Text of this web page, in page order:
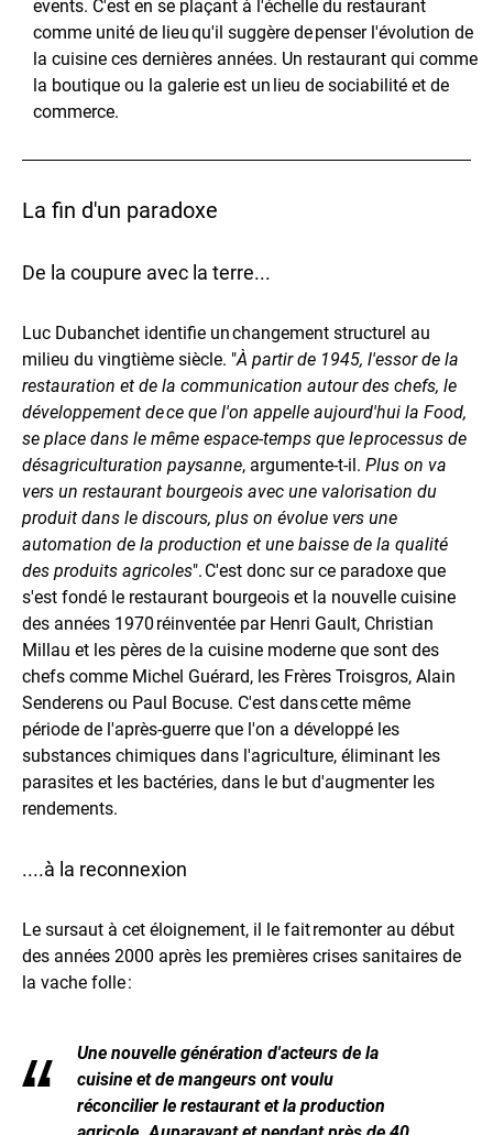
events. C'est en se plaçant à l'échelle du restaurant
comme unité de lieu qu'il suggère de penser l'évolution de
la cuisine ces dernières années. Un restaurant qui comme
la boutique ou la galerie est un lieu de sociabilité et de
commerce.
La fin d'un paradoxe
De la coupure avec la terre...
Luc Dubanchet identifie un changement structurel au
milieu du vingtième siècle. "À partir de 1945, l'essor de la
restauration et de la communication autour des chefs, le
développement de ce que l'on appelle aujourd'hui la Food,
se place dans le même espace-temps que le processus de
désagriculturation paysanne, argumente-t-il. Plus on va
vers un restaurant bourgeois avec une valorisation du
produit dans le discours, plus on évolue vers une
automation de la production et une baisse de la qualité
des produits agricoles". C'est donc sur ce paradoxe que
s'est fondé le restaurant bourgeois et la nouvelle cuisine
des années 1970 réinventée par Henri Gault, Christian
Millau et les pères de la cuisine moderne que sont des
chefs comme Michel Guérard, les Frères Troisgros, Alain
Senderens ou Paul Bocuse. C'est dans cette même
période de l'après-guerre que l'on a développé les
substances chimiques dans l'agriculture, éliminant les
parasites et les bactéries, dans le but d'augmenter les
rendements.
....à la reconnexion
Le sursaut à cet éloignement, il le fait remonter au début
des années 2000 après les premières crises sanitaires de
la vache folle :
Une nouvelle génération d'acteurs de la
cuisine et de mangeurs ont voulu
réconcilier le restaurant et la production